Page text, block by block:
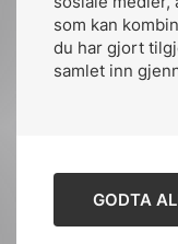
som kan
du har gjort
samlet inn
GODTA
Kontakt
Designed and
Stem Agency